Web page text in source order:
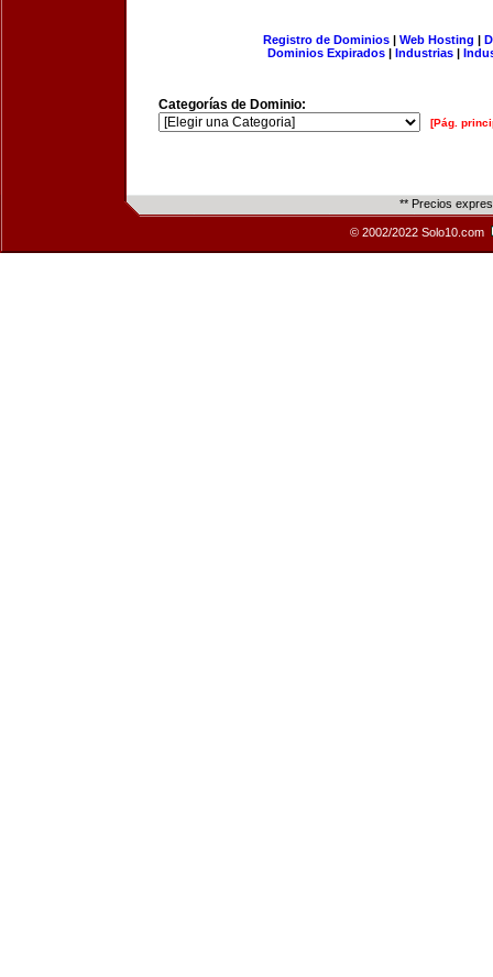
Registro de Dominios| Web Hosting |
Dominios Expirados | Industrias |
Categorías de Dominio:
[Pág.
** Precios
© 2002/2022 Solo10.com